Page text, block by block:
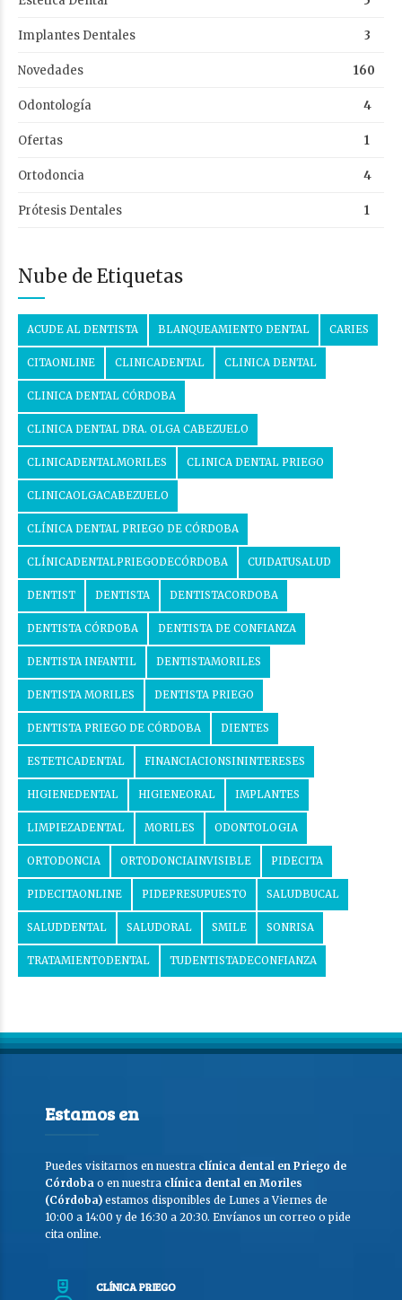
Implantes Dentales 3
Novedades 160
Odontología 4
Ofertas 1
Ortodoncia 4
Prótesis Dentales 1
Nube de Etiquetas
ACUDE AL DENTISTA BLANQUEAMIENTO DENTAL CARIES
CITAONLINE CLINICADENTAL CLINICA DENTAL
CLINICA DENTAL CÓRDOBA
CLINICA DENTAL DRA. OLGA CABEZUELO
CLINICADENTALMORILES CLINICA DENTAL PRIEGO
CLINICAOLGACABEZUELO
CLÍNICA DENTAL PRIEGO DE CÓRDOBA
CLÍNICADENTALPRIEGODECÓRDOBA CUIDATUSALUD
DENTIST DENTISTA DENTISTACORDOBA
DENTISTA CÓRDOBA DENTISTA DE CONFIANZA
DENTISTA INFANTIL DENTISTAMORILES
DENTISTA MORILES DENTISTA PRIEGO
DENTISTA PRIEGO DE CÓRDOBA DIENTES
ESTETICADENTAL FINANCIACIONSININTERESES
HIGIENEDENTAL HIGIENEORAL IMPLANTES
LIMPIEZADENTAL MORILES ODONTOLOGIA
ORTODONCIA ORTODONCIAINVISIBLE PIDECITA
PIDECITAONLINE PIDEPRESUPUESTO SALUDBUCAL
SALUDDENTAL SALUDORAL SMILE SONRISA
TRATAMIENTODENTAL TUDENTISTADECONFIANZA
Estamos en
Puedes visitarnos en nuestra clínica dental en Priego de
Córdoba o en nuestra clínica dental en Moriles
(Córdoba) estamos disponibles de Lunes a Viernes de
10:00 a 14:00 y de 16:30 a 20:30. Envíanos un correo o pide
cita online.
CLÍNICA PRIEGO